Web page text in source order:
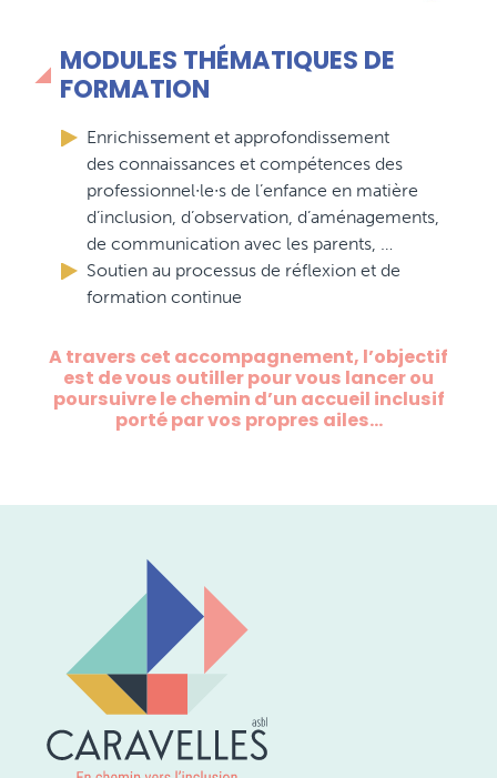
MODULES THÉMATIQUES DE
FORMATION
Enrichissement et approfondissement
des connaissances et compétences des
professionnel∙le∙s de l’enfance en matière
d’inclusion, d’observation, d’aménagements,
de communication avec les parents, …
Soutien au processus de réflexion et de
formation continue
A travers cet accompagnement, l’objectif
est de vous outiller pour vous lancer ou
poursuivre le chemin d’un accueil inclusif
porté par vos propres ailes…